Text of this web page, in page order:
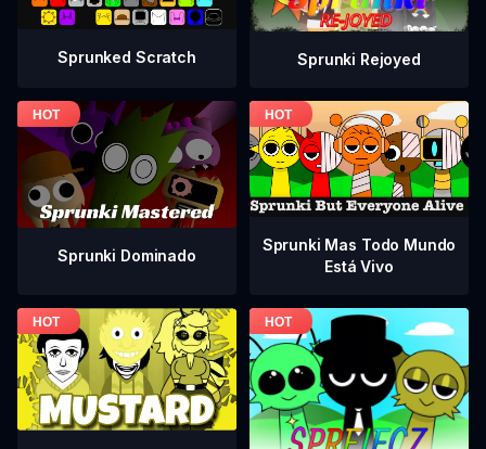
Sprunked Scratch Sprunki Rejoyed
Sprunki Dominado
Sprunki Mas Todo Mundo
Está Vivo